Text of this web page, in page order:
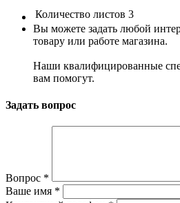
Количество листов 3
Вы можете задать любой
товару или работе магазина.
Наши квалифицированные
вам помогут.
Задать вопрос
Вопрос *
Ваше имя *